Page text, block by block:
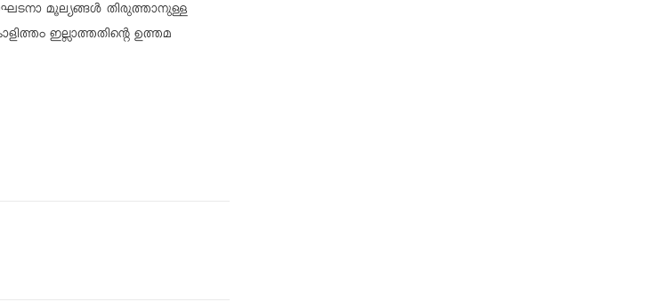
മൂല്യങ്ങൾ തിരുത്താനുള്ള
ഇല്ലാത്തതിന്റെ ഉത്തമ